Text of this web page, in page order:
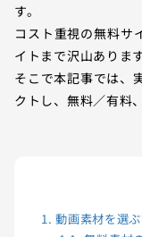
す。
コスト重視の無料サ
イトまで沢山あります
そこで本記事では、
クトし、無料／有料
1. 動画素材を選